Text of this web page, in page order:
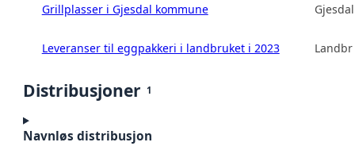
Grillplasser i Gjesdal kommune
Leveranser til eggpakkeri i landbruket i 2023
Distribusjoner 1
Navnløs distribusjon